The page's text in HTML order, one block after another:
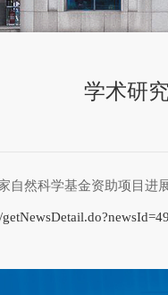
学术研
自然科学基金资助项目进